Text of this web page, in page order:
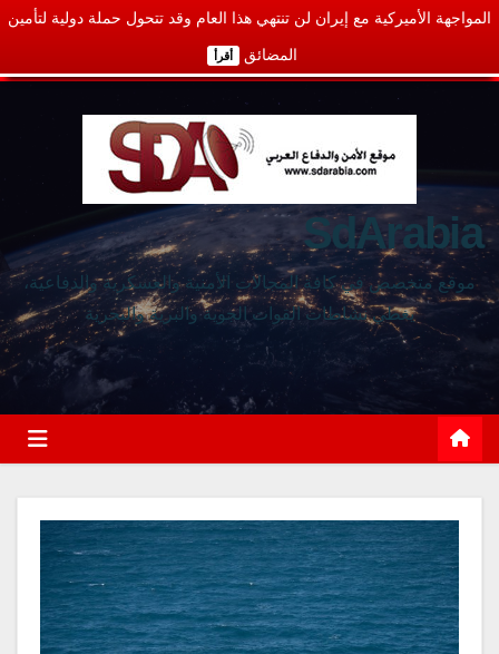
المواجهة الأميركية مع إيران لن تنتهي هذا العام وقد تتحول حملة دولية لتأمين
المضائق أقرأ
SdArabia
موقع متخصص في كافة المجالات الأمنية والعسكرية والدفاعية،
يغطي نشاطات القوات الجوية والبرية والبحرية